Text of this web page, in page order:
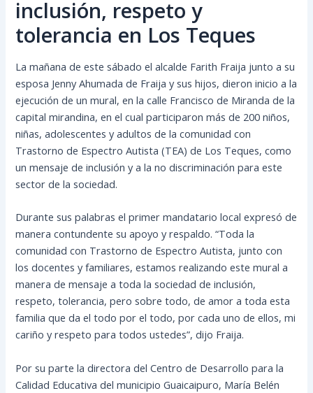
inclusión, respeto y
tolerancia en Los Teques
La mañana de este sábado el alcalde Farith Fraija junto a su
esposa Jenny Ahumada de Fraija y sus hijos, dieron inicio a la
ejecución de un mural, en la calle Francisco de Miranda de la
capital mirandina, en el cual participaron más de 200 niños,
niñas, adolescentes y adultos de la comunidad con
Trastorno de Espectro Autista (TEA) de Los Teques, como
un mensaje deinclusión y a la no discriminación para este
sector de la sociedad.
Durante sus palabras el primer mandatario local expresó de
manera contundente su apoyo y respaldo. “Toda la
comunidad con Trastorno de Espectro Autista, junto con
los docentes y familiares, estamos realizando este mural a
manera de mensaje a toda la sociedad de inclusión,
respeto, tolerancia, pero sobre todo, de amor a toda esta
familia que da el todo por el todo, por cada uno de ellos, mi
cariño y respeto para todos ustedes”, dijo Fraija.
Por su parte la directora del Centro de Desarrollo para la
Calidad Educativa del municipio Guaicaipuro, María Belén